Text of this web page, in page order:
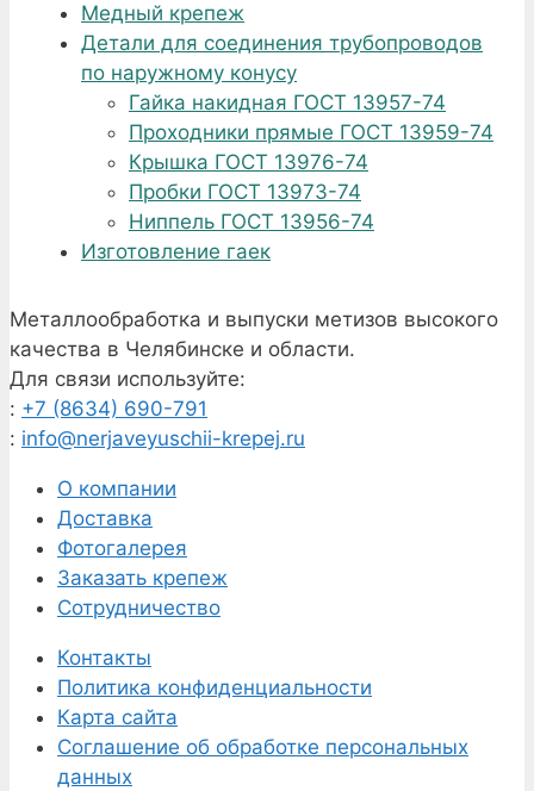
Медный крепеж
Детали для соединения трубопроводов
по наружному конусу
Гайка накидная ГОСТ 13957-74
Проходники прямые ГОСТ 13959-74
Крышка ГОСТ 13976-74
Пробки ГОСТ 13973-74
Ниппель ГОСТ 13956-74
Изготовление гаек
Металлообработка и выпуски метизов высокого
качества в Челябинске и области.
Для связи используйте:
: +7 (8634) 690-791
: info@nerjaveyuschii-krepej.ru
О компании
Доставка
Фотогалерея
Заказать крепеж
Сотрудничество
Контакты
Политика конфиденциальности
Карта сайта
Соглашение об обработке персональных
данных